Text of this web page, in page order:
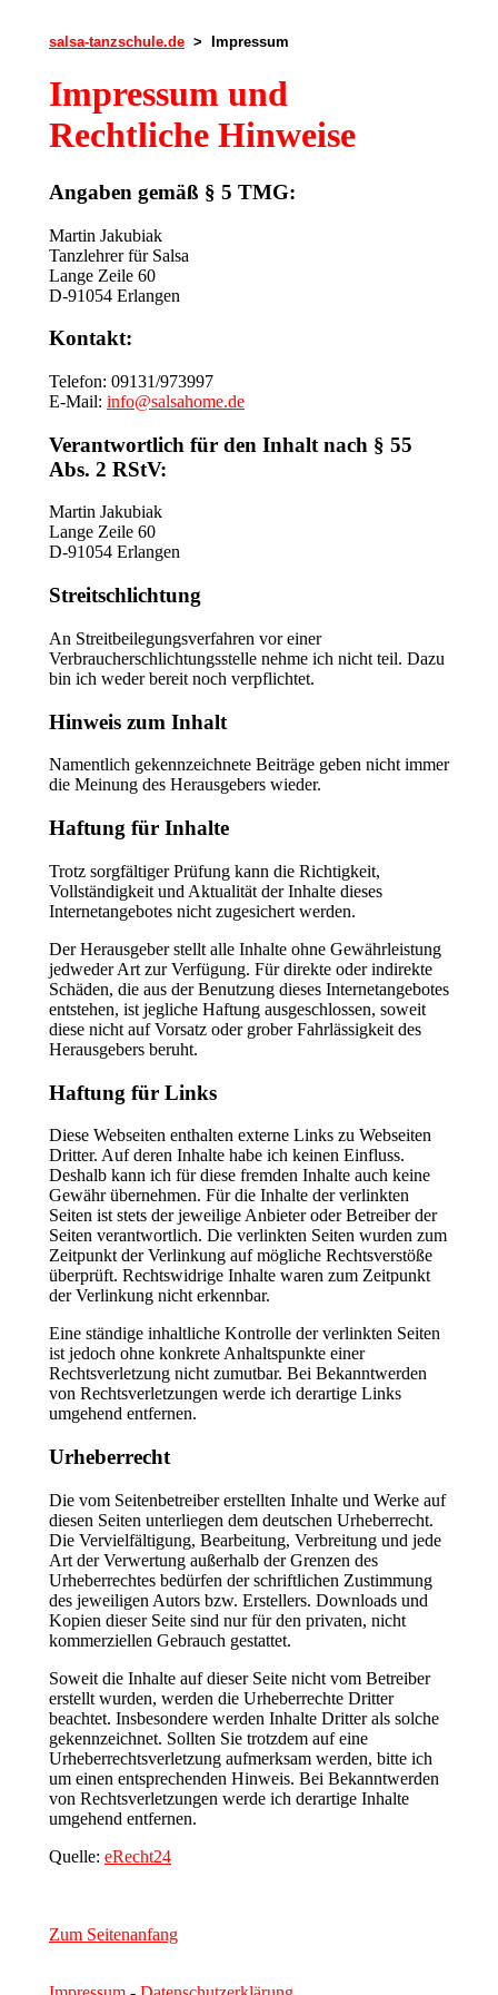
salsa-tanzschule.de > Impressum
Impressum und
Rechtliche Hinweise
Angaben gemäß § 5 TMG:
Martin Jakubiak
Tanzlehrer für Salsa
Lange Zeile 60
D-91054 Erlangen
Kontakt:
Telefon: 09131/973997
E-Mail: info@salsahome.de
Verantwortlich für den Inhalt nach § 55
Abs. 2 RStV:
Martin Jakubiak
Lange Zeile 60
D-91054 Erlangen
Streitschlichtung
An Streitbeilegungsverfahren vor einer
Verbraucherschlichtungsstelle nehme ich nicht teil. Dazu
bin ich weder bereit noch verpflichtet.
Hinweis zum Inhalt
Namentlich gekennzeichnete Beiträge geben nicht immer
die Meinung des Herausgebers wieder.
Haftung für Inhalte
Trotz sorgfältiger Prüfung kann die Richtigkeit,
Vollständigkeit und Aktualität der Inhalte dieses
Internetangebotes nicht zugesichert werden.
Der Herausgeber stellt alle Inhalte ohne Gewährleistung
jedweder Art zur Verfügung. Für direkte oder indirekte
Schäden, die aus der Benutzung dieses Internetangebotes
entstehen, ist jegliche Haftung ausgeschlossen, soweit
diese nicht auf Vorsatz oder grober Fahrlässigkeit des
Herausgebers beruht.
Haftung für Links
Diese Webseiten enthalten externe Links zu Webseiten
Dritter. Auf deren Inhalte habe ich keinen Einfluss.
Deshalb kann ich für diese fremden Inhalte auch keine
Gewähr übernehmen. Für die Inhalte der verlinkten
Seiten ist stets der jeweilige Anbieter oder Betreiber der
Seiten verantwortlich. Die verlinkten Seiten wurden zum
Zeitpunkt der Verlinkung auf mögliche Rechtsverstöße
überprüft. Rechtswidrige Inhalte waren zum Zeitpunkt
der Verlinkung nicht erkennbar.
Eine ständige inhaltliche Kontrolle der verlinkten Seiten
ist jedoch ohne konkrete Anhaltspunkte einer
Rechtsverletzung nicht zumutbar. Bei Bekanntwerden
von Rechtsverletzungen werde ich derartige Links
umgehend entfernen.
Urheberrecht
Die vom Seitenbetreiber erstellten Inhalte und Werke auf
diesen Seiten unterliegen dem deutschen Urheberrecht.
Die Vervielfältigung, Bearbeitung, Verbreitung und jede
Art der Verwertung außerhalb der Grenzen des
Urheberrechtes bedürfen der schriftlichen Zustimmung
des jeweiligen Autors bzw. Erstellers. Downloads und
Kopien dieser Seite sind nur für den privaten, nicht
kommerziellen Gebrauch gestattet.
Soweit die Inhalte auf dieser Seite nicht vom Betreiber
erstellt wurden, werden die Urheberrechte Dritter
beachtet. Insbesondere werden Inhalte Dritter als solche
gekennzeichnet. Sollten Sie trotzdem auf eine
Urheberrechtsverletzung aufmerksam werden, bitte ich
um einen entsprechenden Hinweis. Bei Bekanntwerden
von Rechtsverletzungen werde ich derartige Inhalte
umgehend entfernen.
Quelle: eRecht24
Zum Seitenanfang